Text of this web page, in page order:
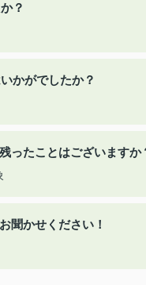
？
かがでしたか？
ったことはございますか
聞かせください！